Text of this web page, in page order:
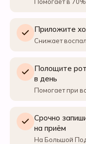
Приложите
Снижает
Полощите
в день
Помогает при
Срочно
на приём
На Большой